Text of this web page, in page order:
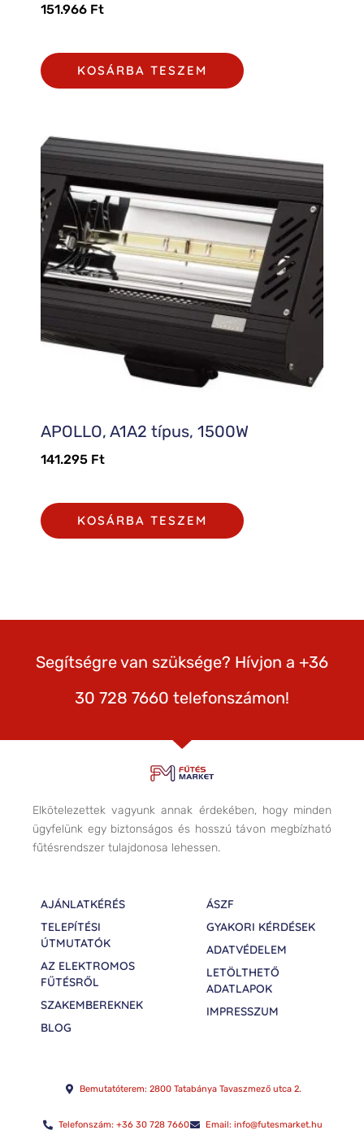
151.966 Ft
KOSÁRBA TESZEM
APOLLO, A1A2 típus, 1500W
141.295 Ft
KOSÁRBA TESZEM
Segítségre van szüksége? Hívjon a +36
30 728 7660 telefonszámon!
Elkötelezettek vagyunk annak érdekében, hogy minden
ügyfelünk egy biztonságos és hosszú távon megbízható
fűtésrendszer tulajdonosa lehessen.
AJÁNLATKÉRÉS
TELEPÍTÉSI
ÚTMUTATÓK
AZ ELEKTROMOS
FŰTÉSRŐL
SZAKEMBEREKNEK
BLOG
ÁSZF
GYAKORI KÉRDÉSEK
ADATVÉDELEM
LETÖLTHETŐ
ADATLAPOK
IMPRESSZUM
Bemutatóterem: 2800 Tatabánya Tavaszmező utca 2.
Telefonszám: +36 30 728 7660 Email: info@futesmarket.hu